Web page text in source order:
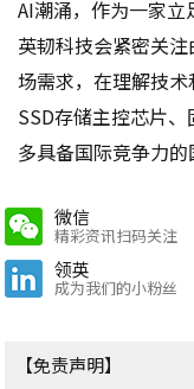
AI潮涌，作为一家立
英韧科技会紧密关
场需求，在理解技
SSD存储主控芯片
多具备国际竞争力的
微信
精彩资讯扫码关注
领英
成为我们的小粉丝
【免责声明】